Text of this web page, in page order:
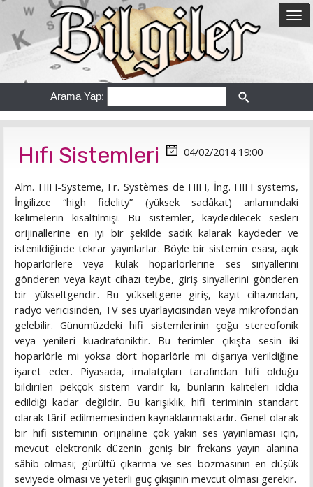
Arama Yap:
Hıfı Sistemleri 04/02/2014 19:00
Alm. HIFI-Systeme, Fr. Systèmes de HIFI, İng. HIFI systems,
İngilizce “high fidelity” (yüksek sadâkat) anlamındaki
kelimelerin kısaltılmışı. Bu sistemler, kaydedilecek sesleri
orijinallerine en iyi bir şekilde sadık kalarak kaydeder ve
istenildiğinde tekrar yayınlarlar. Böyle bir sistemin esası, açık
hoparlörlere veya kulak hoparlörlerine ses sinyallerini
gönderen veya kayıt cihazı teybe, giriş sinyallerini gönderen
bir yükseltgendir. Bu yükseltgene giriş, kayıt cihazından,
radyo vericisinden, TV ses uyarlayıcısından veya mikrofondan
gelebilir. Günümüzdeki hifi sistemlerinin çoğu stereofonik
veya yenileri kuadrafoniktir. Bu terimler çıkışta sesin iki
hoparlörle mi yoksa dört hoparlörle mi dışarıya verildiğine
işaret eder. Piyasada, imalatçıları tarafından hifi olduğu
bildirilen pekçok sistem vardır ki, bunların kaliteleri iddia
edildiği kadar değildir. Bu karışıklık, hifi teriminin standart
olarak târif edilmemesinden kaynaklanmaktadır. Genel olarak
bir hifi sisteminin orijinaline çok yakın ses yayınlaması için,
mevcut elektronik düzenin geniş bir frekans yayın alanına
sâhib olması; gürültü çıkarma ve ses bozmasının en düşük
seviyede olması ve yeterli güç çıkışının mevcut olması gerekir.